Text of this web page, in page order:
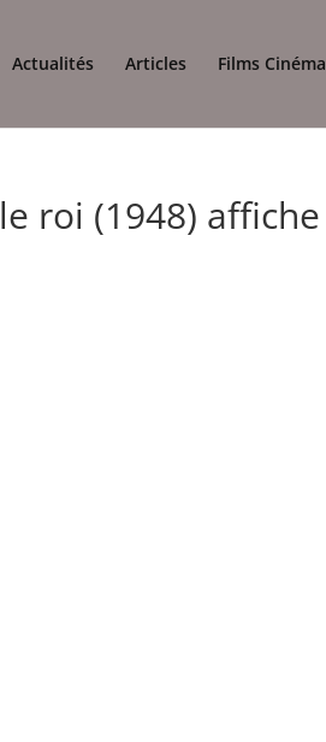
Actualités Articles Films Cinéma
roi (1948) affiche